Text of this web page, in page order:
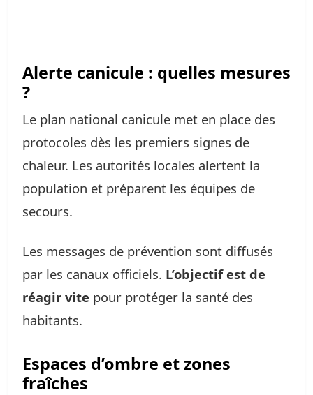
Alerte canicule : quelles mesures
?
Le plan national canicule met en place des
protocoles dès les premiers signes de
chaleur. Les autorités locales alertent la
population et préparent les équipes de
secours.
Les messages de prévention sont diffusés
par les canaux officiels. L’objectif est de
réagir vite pour protéger la santé des
habitants.
Espaces d’ombre et zones
fraîches